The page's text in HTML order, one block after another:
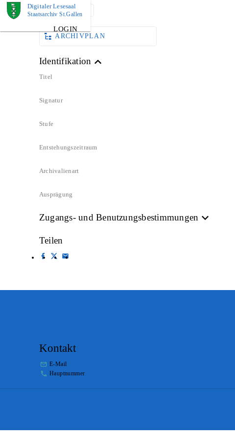
Digitaler Lesesaal
Staatsarchiv St.Gallen
LOGIN
DOKUMENT
ARCHIVPLAN
Identifikation
Titel
Signatur
Stufe
Entstehungszeitraum
Archivalienart
Ausprägung
Zugangs- und Benutzungsbestimmungen
Teilen
Kontakt
E-Mail
Hauptnummer